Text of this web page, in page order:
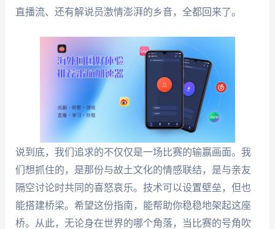
直播流、还有解说员激情澎湃的乡音，全都回来了。
说到底，我们追求的不仅仅是一场比赛的输赢画面。我
们想抓住的，是那份与故土文化的情感联结，是与亲友
隔空讨论时共同的喜怒哀乐。技术可以设置壁垒，但也
能搭建桥梁。希望这份指南，能帮助你稳稳地架起这座
桥。从此，无论身在世界的哪个角落，当比赛的号角吹